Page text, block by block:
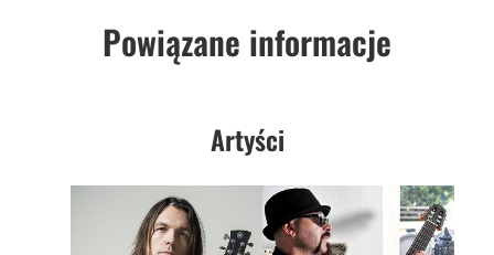
Powiązane informacje
Artyści